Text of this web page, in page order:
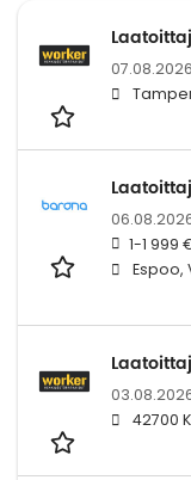
1-1 999
Espoo,
42700